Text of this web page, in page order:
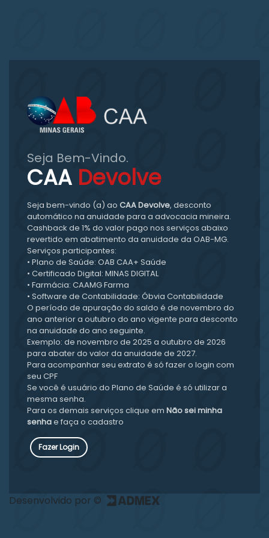
Seja Bem-Vindo.
CAA Devolve
Seja bem-vindo (a) ao CAA Devolve, desconto
automático na anuidade para a advocacia mineira.
Cashback de 1% do valor pago nos serviços abaixo
revertido em abatimento da anuidade da OAB-MG.
Serviços participantes:
• Plano de Saúde: OAB CAA+ Saúde
• Certificado Digital: MINAS DIGITAL
• Farmácia: CAAMG Farma
• Software de Contabilidade: Óbvia Contabilidade
O período de apuração do saldo é de novembro do
ano anterior a outubro do ano vigente para desconto
na anuidade do ano seguinte.
Exemplo: de novembro de 2025 a outubro de 2026
para abater do valor da anuidade de 2027.
Para acompanhar seu extrato é só fazer o login com
seu CPF
Se você é usuário do Plano de Saúde é só utilizar a
mesma senha.
Para os demais serviços clique em Não sei minha
senhae faça o cadastro
Fazer Login
Desenvolvido por ©